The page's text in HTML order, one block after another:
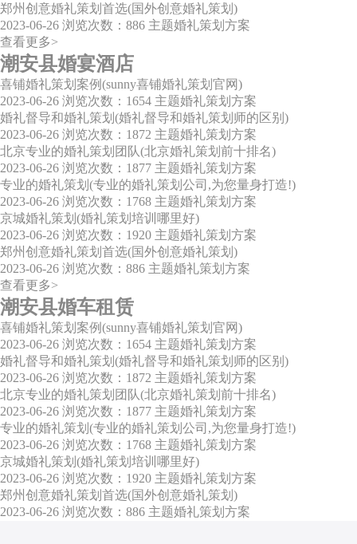
郑州创意婚礼策划首选(国外创意婚礼策划)
2023-06-26 浏览次数：886 主题婚礼策划方案
查看更多>
潮安县婚宴酒店
喜铺婚礼策划案例(sunny喜铺婚礼策划官网)
2023-06-26 浏览次数：1654 主题婚礼策划方案
婚礼督导和婚礼策划(婚礼督导和婚礼策划师的区别)
2023-06-26 浏览次数：1872 主题婚礼策划方案
北京专业的婚礼策划团队(北京婚礼策划前十排名)
2023-06-26 浏览次数：1877 主题婚礼策划方案
专业的婚礼策划(专业的婚礼策划公司,为您量身打造!)
2023-06-26 浏览次数：1768 主题婚礼策划方案
京城婚礼策划(婚礼策划培训哪里好)
2023-06-26 浏览次数：1920 主题婚礼策划方案
郑州创意婚礼策划首选(国外创意婚礼策划)
2023-06-26 浏览次数：886 主题婚礼策划方案
查看更多>
潮安县婚车租赁
喜铺婚礼策划案例(sunny喜铺婚礼策划官网)
2023-06-26 浏览次数：1654 主题婚礼策划方案
婚礼督导和婚礼策划(婚礼督导和婚礼策划师的区别)
2023-06-26 浏览次数：1872 主题婚礼策划方案
北京专业的婚礼策划团队(北京婚礼策划前十排名)
2023-06-26 浏览次数：1877 主题婚礼策划方案
专业的婚礼策划(专业的婚礼策划公司,为您量身打造!)
2023-06-26 浏览次数：1768 主题婚礼策划方案
京城婚礼策划(婚礼策划培训哪里好)
2023-06-26 浏览次数：1920 主题婚礼策划方案
郑州创意婚礼策划首选(国外创意婚礼策划)
2023-06-26 浏览次数：886 主题婚礼策划方案